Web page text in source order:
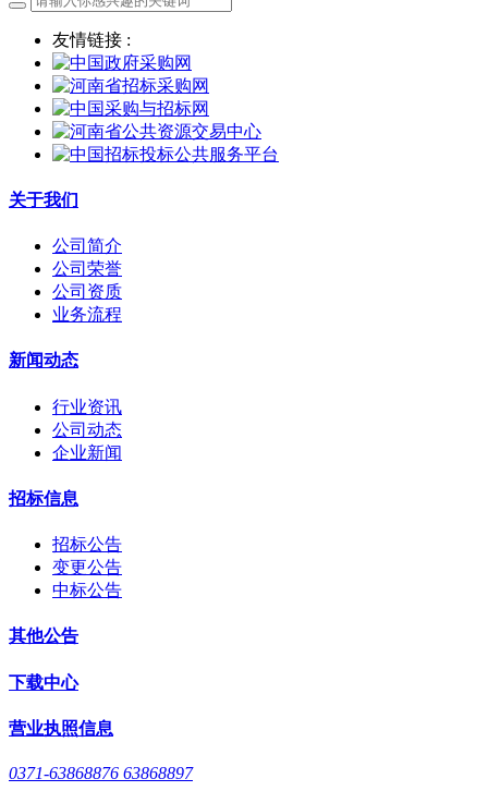
友情链接 :
关于我们
公司简介
公司荣誉
公司资质
业务流程
新闻动态
行业资讯
公司动态
企业新闻
招标信息
招标公告
变更公告
中标公告
其他公告
下载中心
营业执照信息
0371-63868876 63868897